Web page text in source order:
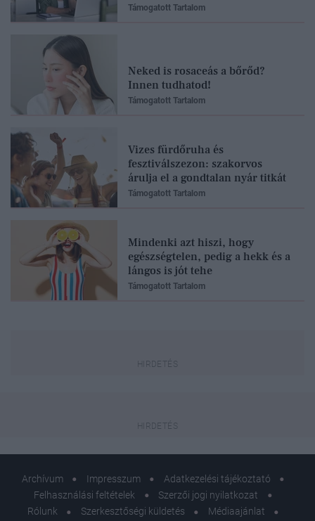
Támogatott Tartalom
Neked is rosaceás a bőrőd?
Innen tudhatod!
Támogatott Tartalom
Vizes fürdőruha és
fesztiválszezon: szakorvos
árulja el a gondtalan nyár titkát
Támogatott Tartalom
Mindenki azt hiszi, hogy
egészségtelen, pedig a hekk és a
lángos is jót tehe
Támogatott Tartalom
Archívum Impresszum
Adatkezelési tájékoztató
Felhasználási feltételek
Szerzői jogi nyilatkozat
Rólunk
Szerkesztőségi küldetés
Médiaajánlat